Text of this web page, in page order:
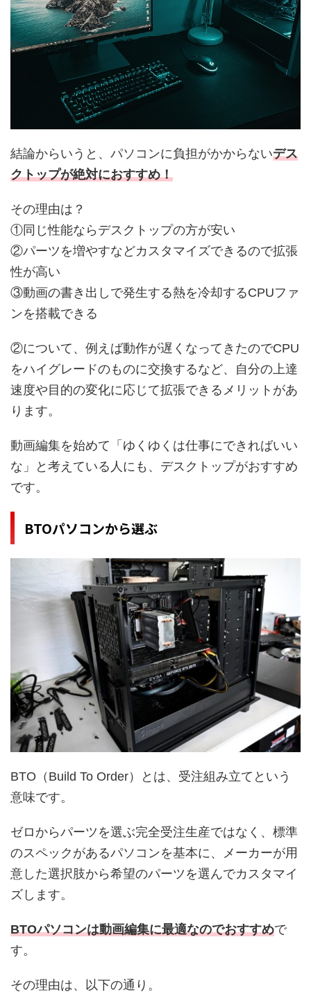
結論からいうと、パソコンに負担がかからないデス
クトップが絶対におすすめ！
その理由は？
①同じ性能ならデスクトップの方が安い
②パーツを増やすなどカスタマイズできるので拡張
性が高い
③動画の書き出しで発生する熱を冷却するCPUファ
ンを搭載できる
②について、例えば動作が遅くなってきたのでCPU
をハイグレードのものに交換するなど、自分の上達
速度や目的の変化に応じて拡張できるメリットがあ
ります。
動画編集を始めて「ゆくゆくは仕事にできればいい
な」と考えている人にも、デスクトップがおすすめ
です。
BTOパソコンから選ぶ
BTO（ Build To Order） とは、 受注組み立てという
意味です。
ゼロからパーツを選ぶ完全受注生産ではなく、標準
のスペックがあるパソコンを基本に、メーカーが用
意した選択肢から希望のパーツを選んでカスタマイ
ズします。
BTOパソコンは動画編集に最適なのでおすすめで
す。
その理由は、以下の通り。